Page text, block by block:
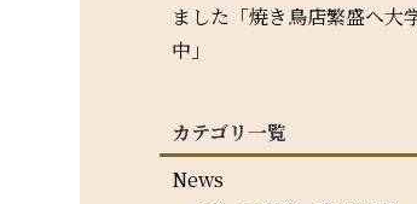
ました「焼き鳥店繁盛へ大
中」
カテゴリ一覧
News